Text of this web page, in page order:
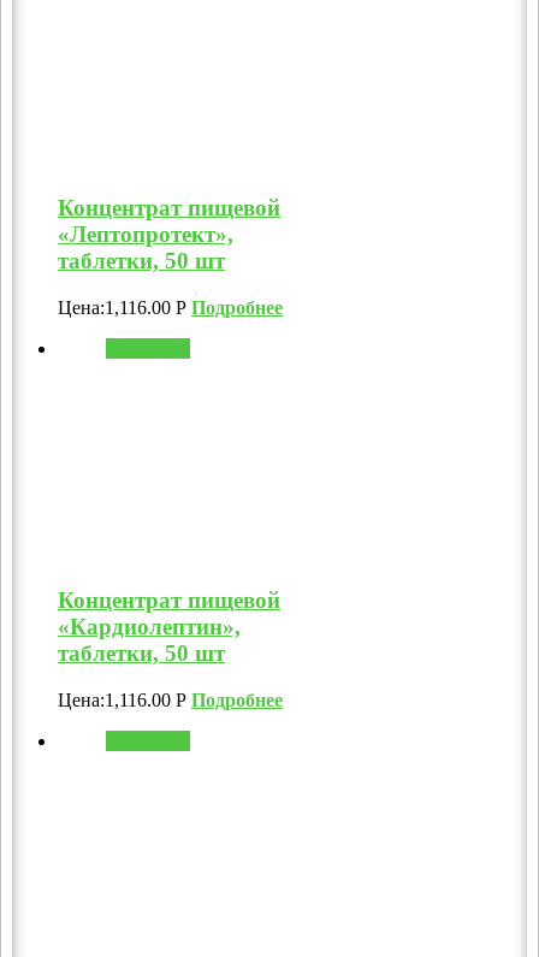
Концентрат пищевой
«Лептопротект»,
таблетки, 50 шт
Цена:1,116.00 Р Подробнее
Концентрат пищевой
«Кардиолептин»,
таблетки, 50 шт
Цена:1,116.00 Р Подробнее